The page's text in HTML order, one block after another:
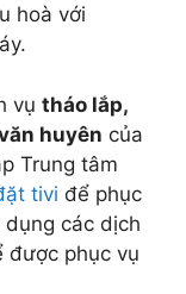
hoà với
vụ tháo lắp,
huyên của
Trung tâm
tivi để phục
dụng các dịch
được phục vụ